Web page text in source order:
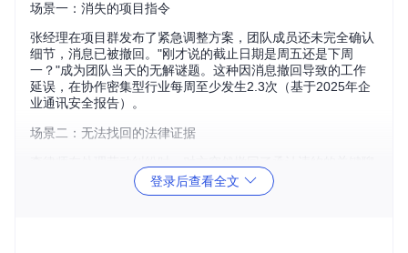
场景一：消失的项目指令
张经理在项目群发布了紧急调整方案，团队成员还未完全确认
细节，消息已被撤回。"刚才说的截止日期是周五还是下周
一？"成为团队当天的无解谜题。这种因消息撤回导致的工作
延误，在协作密集型行业每周至少发生2.3次（基于2025年企
业通讯安全报告）。
场景二：无法找回的法律证据
天记录。尽管她记得内容，却因无法提供原始记录而在仲裁中
陷入被动。数据显示，约17%的民事纠纷案件中存在关键聊天
登录后查看全文